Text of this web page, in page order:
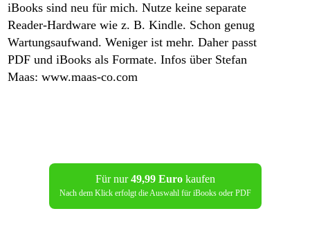
iBooks sind neu für mich. Nutze keine separate
Reader-Hardware wie z. B. Kindle. Schon genug
Wartungsaufwand. Weniger ist mehr. Daher passt
PDF und iBooks als Formate. Infos über Stefan
Maas: www.maas-co.com
Für nur49,99 Eurokaufen
Nach dem Klick erfolgt die Auswahl für iBooks oder PDF